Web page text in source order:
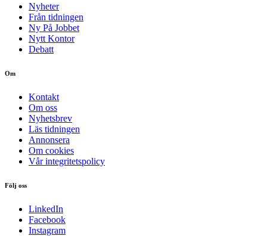
Nyheter
Från tidningen
Ny På Jobbet
Nytt Kontor
Debatt
Om
Kontakt
Om oss
Nyhetsbrev
Läs tidningen
Annonsera
Om cookies
Vår integritetspolicy
Följ oss
LinkedIn
Facebook
Instagram